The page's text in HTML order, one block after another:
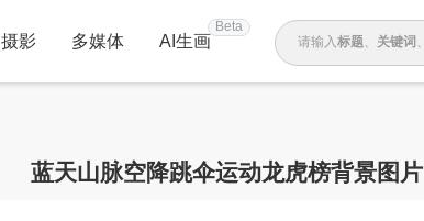
摄影 多媒体 AI生画
Beta
请输入标题、 关键词 、
蓝天山脉空降跳伞运动龙虎榜背景图片